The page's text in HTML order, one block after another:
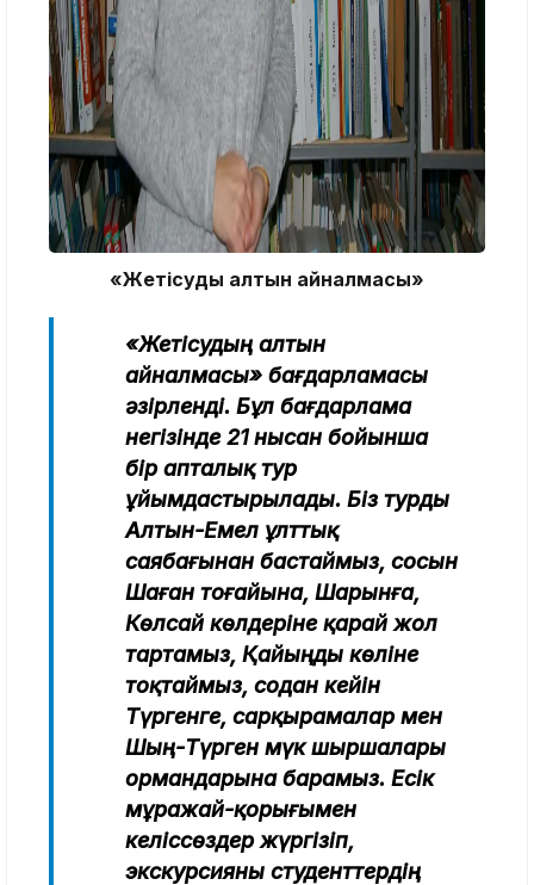
«Жетісудың алтын айналмасы»
«Жетісудың алтын
айналмасы» бағдарламасы
әзірленді. Бұл бағдарлама
негізінде 21 нысан бойынша
бір апталық тур
ұйымдастырылады. Біз турды
Алтын-Емел ұлттық
саябағынан бастаймыз, сосын
Шаған тоғайына, Шарынға,
Көлсай көлдеріне қарай жол
тартамыз, Қайыңды көліне
тоқтаймыз, содан кейін
Түргенге, сарқырамалар мен
Шың-Түрген мүк шыршалары
ормандарына барамыз. Есік
мұражай-қорығымен
келіссөздер жүргізіп,
экскурсияны студенттердің